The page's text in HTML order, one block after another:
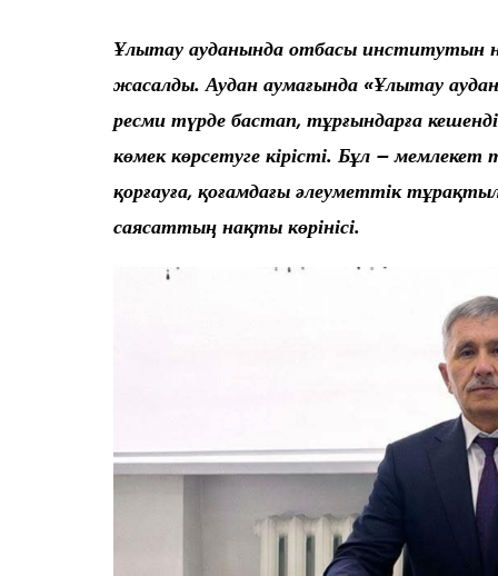
Ұлытау ауданында отбасы институтын
жасалды. Аудан аумағында «Ұлытау
ресми түрде бастап, тұрғындарға
көмек көрсетуге кірісті. Бұл –
қорғауға, қоғамдағы әлеуметтік
саясаттың нақты көрінісі.